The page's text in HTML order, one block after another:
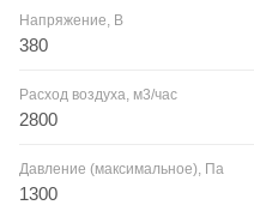
Напряжение, В
380
Расход воздуха, м3/час
2800
Давление (максимальное), Па
1300